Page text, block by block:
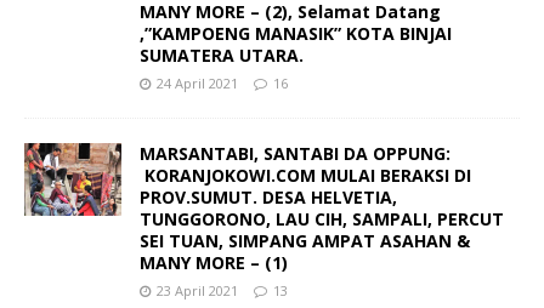
MANY MORE – (2), Selamat Datang
,”KAMPOENG MANASIK” KOTA BINJAI
SUMATERA UTARA.
24 April 2021 16
MARSANTABI, SANTABI DA OPPUNG:
KORANJOKOWI.COM MULAI BERAKSI DI
PROV.SUMUT. DESA HELVETIA,
TUNGGORONO, LAU CIH, SAMPALI, PERCUT
SEI TUAN, SIMPANG AMPAT ASAHAN &
MANY MORE – (1)
23 April 2021 13